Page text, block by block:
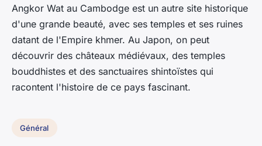
Angkor Wat au Cambodge est un autre site historique
d'une grande beauté, avec ses temples et ses ruines
datant de l'Empire khmer. Au Japon, on peut
découvrir des châteaux médiévaux, des temples
bouddhistes et des sanctuaires shintoïstes qui
racontent l'histoire de ce pays fascinant.
Général